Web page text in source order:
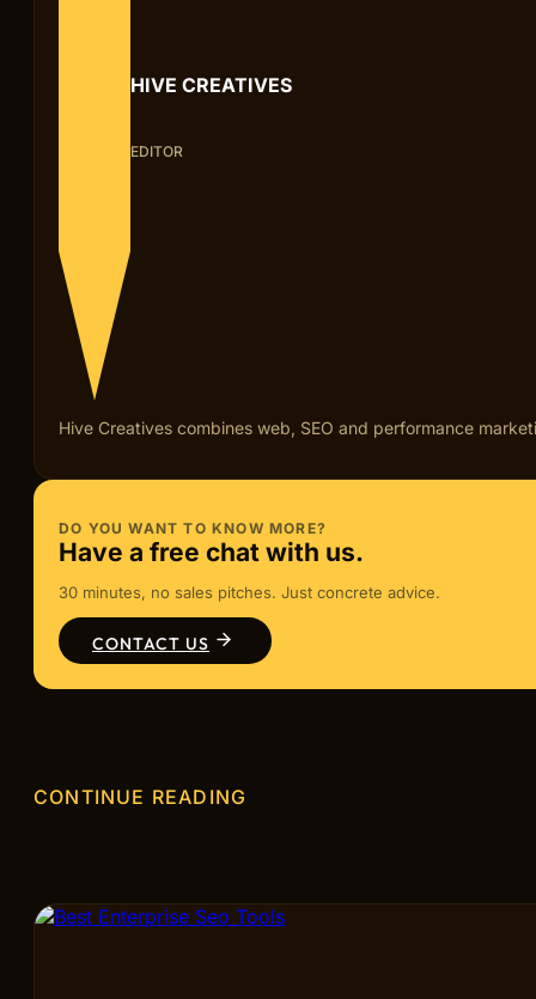
HIVE CREATIVES
EDITOR
Hive Creatives combines web, SEO and performance
DO YOU WANT TO KNOW MORE?
Have a free chat with us.
30 minutes, no sales pitches. Just concrete advice.
CONTACT US
CONTINUE READING